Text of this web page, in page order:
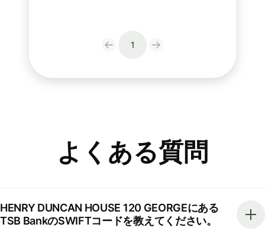
1
よくある質問
HENRY DUNCAN HOUSE 120 GEORGEにある
TSB BankのSWIFTコードを教えてください。